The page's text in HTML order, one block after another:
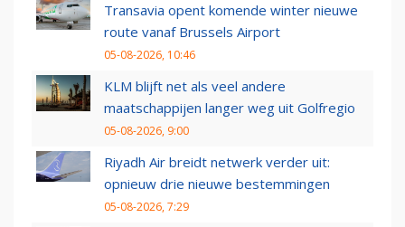
Transavia opent komende winter nieuwe
route vanaf Brussels Airport
05-08-2026, 10:46
KLM blijft net als veel andere
maatschappijen langer weg uit Golfregio
05-08-2026, 9:00
Riyadh Air breidt netwerk verder uit:
opnieuw drie nieuwe bestemmingen
05-08-2026, 7:29